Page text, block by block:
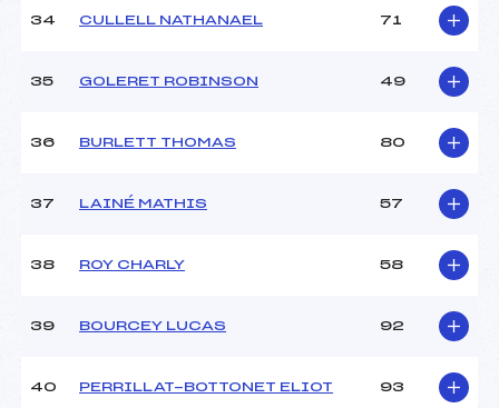
34 CULLELL NATHANAEL 71
35 GOLERET ROBINSON 49
36 BURLETT THOMAS 80
37 LAINÉ MATHIS 57
38 ROY CHARLY 58
39 BOURCEY LUCAS 92
40 PERRILLAT-BOTTONET ELIOT 93